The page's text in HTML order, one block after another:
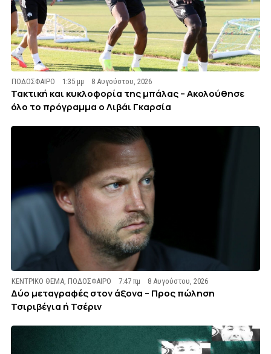
ΠΟΔΟΣΦΑΙΡΟ 1:35 μμ 8 Αυγούστου, 2026
Τακτική και κυκλοφορία της μπάλας – Ακολούθησε
όλο το πρόγραμμα ο Λιβάι Γκαρσία
ΚΕΝΤΡΙΚΟ ΘΕΜΑ,ΠΟΔΟΣΦΑΙΡΟ 7:47 πμ 8 Αυγούστου, 2026
Δύο μεταγραφές στον άξονα – Προς πώληση
Τσιριβέγια ή Τσέριν